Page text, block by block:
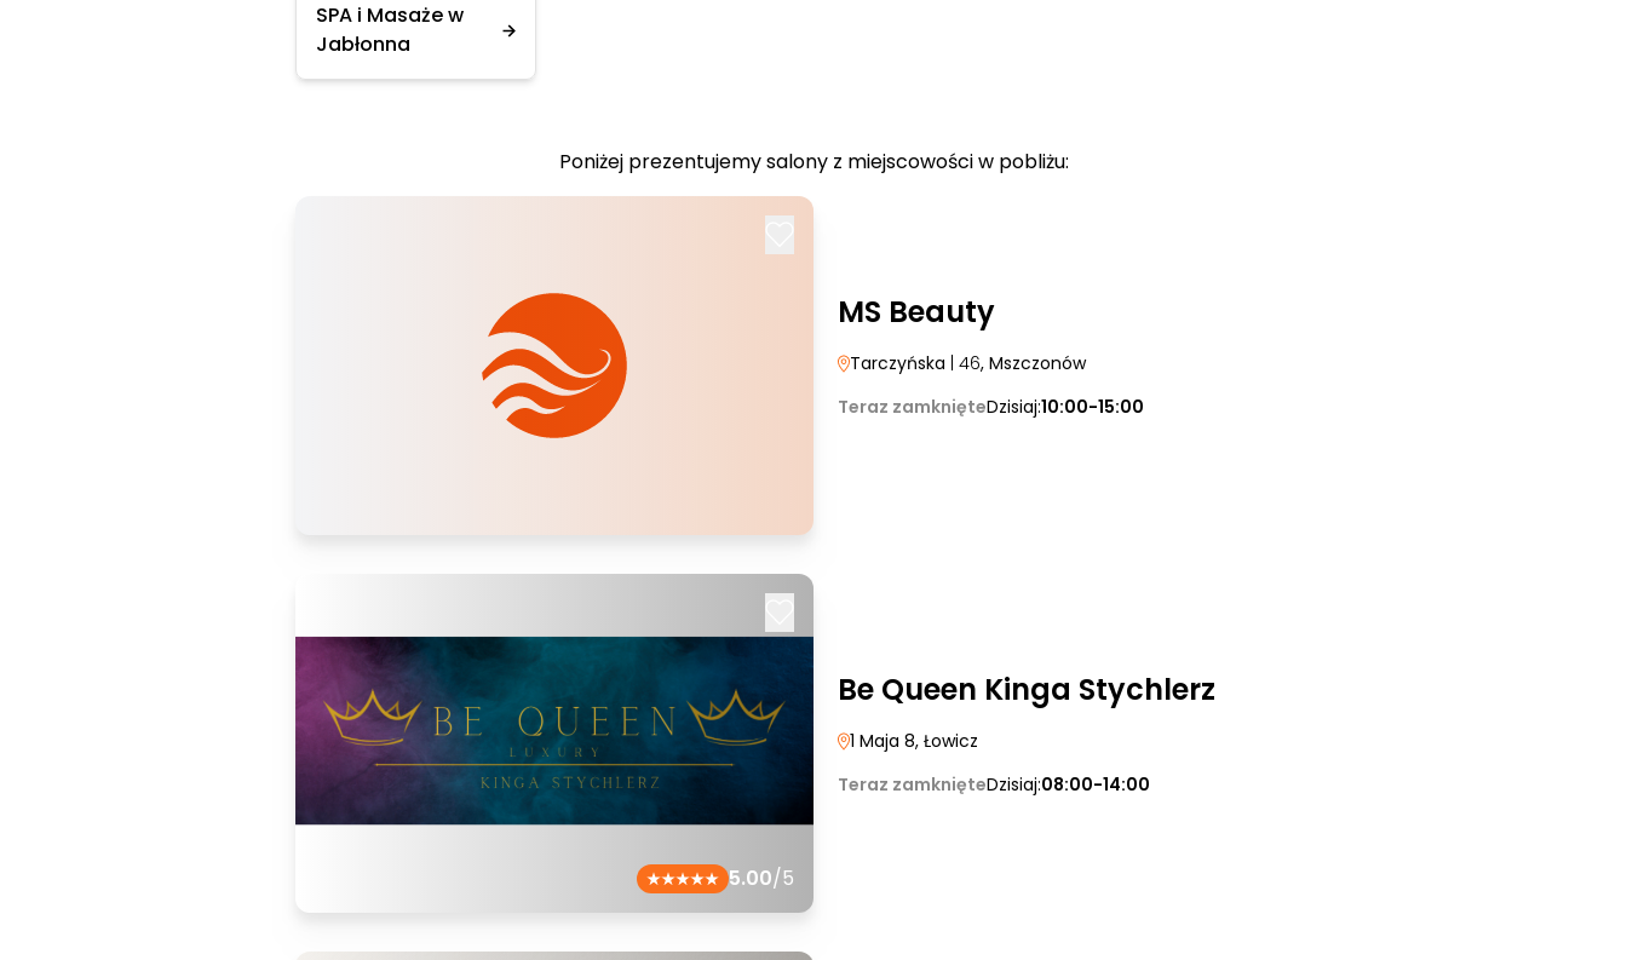
SPA i Masaże w
Jabłonna
Poniżej prezentujemy salony z miejscowości w pobliżu:
MS Beauty
Tarczyńska | 46, Mszczonów
Teraz zamknięteDzisiaj:10:00-15:00
5.00/5
Be Queen Kinga Stychlerz
1 Maja 8, Łowicz
Teraz zamknięteDzisiaj:08:00-14:00